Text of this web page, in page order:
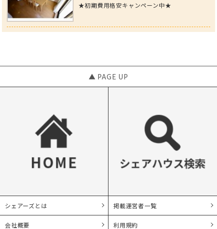
★初期費用格安キャンペーン中★
▲ PAGE UP
シェアーズとは 掲載運営者一覧
会社概要 利用規約